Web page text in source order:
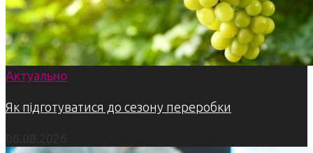
Актуально
Як підготуватися до сезону переробки